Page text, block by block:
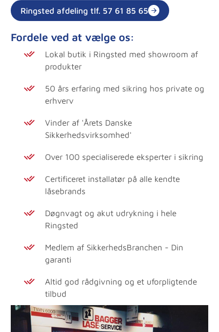
Ringsted afdeling tlf. 57 61 85 65
Fordele ved at vælge os:
Lokal butik i Ringsted med showroom af
produkter
50 års erfaring med sikring hos private og
erhverv
Vinder af 'Årets Danske
Sikkerhedsvirksomhed'
Over 100 specialiserede eksperter i sikring
Certificeret installatør på alle kendte
låsebrands
Døgnvagt og akut udrykning i hele
Ringsted
Medlem af SikkerhedsBranchen - Din
garanti
Altid god rådgivning og et uforpligtende
tilbud